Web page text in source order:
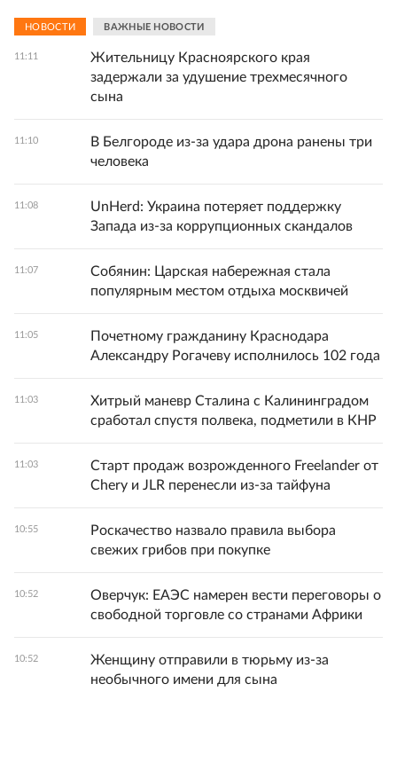
НОВОСТИ ВАЖНЫЕ НОВОСТИ
11:11
Жительницу Красноярского края
задержали за удушение трехмесячного
сына
11:10
В Белгороде из-за удара дрона ранены три
человека
11:08
UnHerd: Украина потеряет поддержку
Запада из-за коррупционных скандалов
11:07
Собянин: Царская набережная стала
популярным местом отдыха москвичей
11:05
Почетному гражданину Краснодара
Александру Рогачеву исполнилось 102 года
11:03
Хитрый маневр Сталина с Калининградом
сработал спустя полвека, подметили в КНР
11:03
Старт продаж возрожденного Freelander от
Chery и JLR перенесли из-за тайфуна
10:55
Роскачество назвало правила выбора
свежих грибов при покупке
10:52
Оверчук: ЕАЭС намерен вести переговоры о
свободной торговле со странами Африки
10:52
Женщину отправили в тюрьму из-за
необычного имени для сына